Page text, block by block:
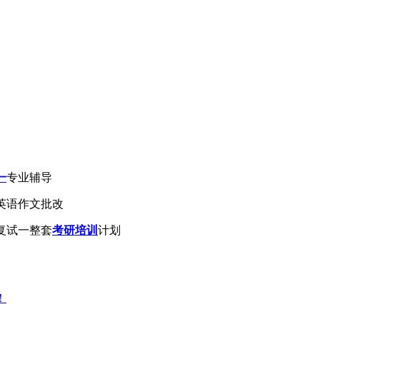
专业辅导
语作文批改
试一整套考研培训 计划